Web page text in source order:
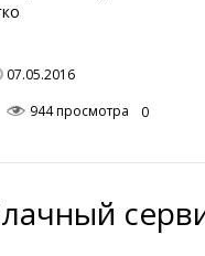
07.05.2016
944 просмотра 0